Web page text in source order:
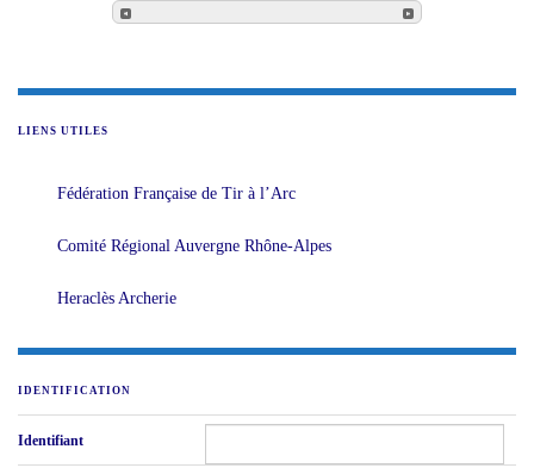
LIENS UTILES
Fédération Française de Tir à l’Arc
Comité Régional Auvergne Rhône-Alpes
Heraclès Archerie
IDENTIFICATION
Identifiant